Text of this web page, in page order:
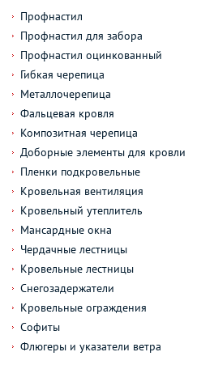
Профнастил
Профнастил для забора
Профнастил оцинкованный
Гибкая черепица
Металлочерепица
Фальцевая кровля
Композитная черепица
Доборные элементы для кровли
Пленки подкровельные
Кровельная вентиляция
Кровельный утеплитель
Мансардные окна
Чердачные лестницы
Кровельные лестницы
Снегозадержатели
Кровельные ограждения
Софиты
Флюгеры и указатели ветра